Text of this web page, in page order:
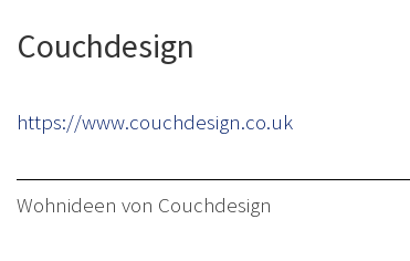
Couchdesign
https://www.couchdesign.co.uk
Wohnideen von Couchdesign